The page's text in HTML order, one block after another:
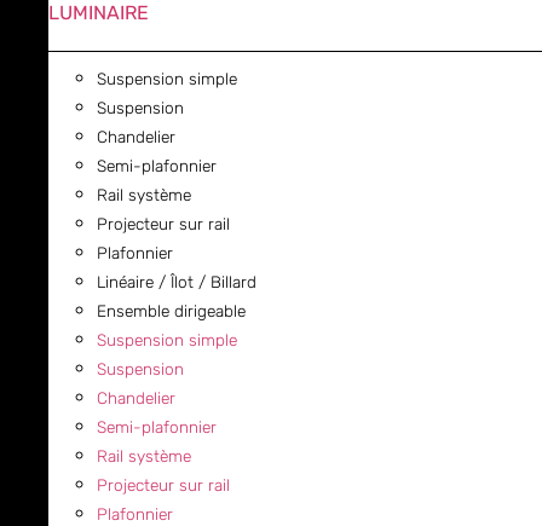
LUMINAIRE
Suspension simple
Suspension
Chandelier
Semi-plafonnier
Rail système
Projecteur sur rail
Plafonnier
Linéaire / Îlot / Billard
Ensemble dirigeable
Suspension simple
Suspension
Chandelier
Semi-plafonnier
Rail système
Projecteur sur rail
Plafonnier